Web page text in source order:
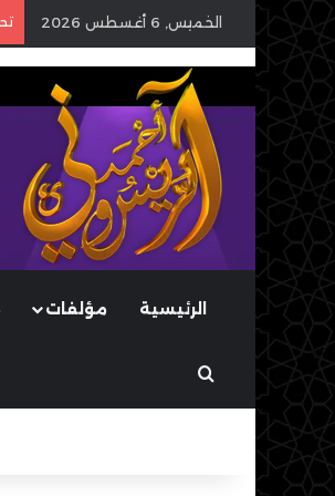
الخميس, 6 أغسطس 2026
الرئيسية مؤلفات
بحث عن